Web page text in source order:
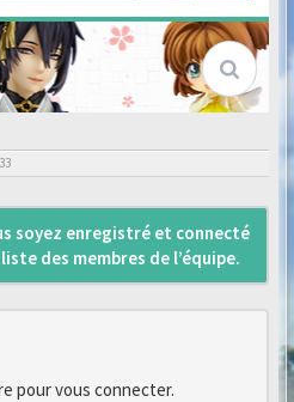
soyez enregistré et connecté
des membres de l’équipe.
pour vous connecter.